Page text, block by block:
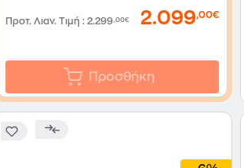
Προτ. Λιαν. Τιμή:2.299,00€ 2.099,00€
Προσθήκη